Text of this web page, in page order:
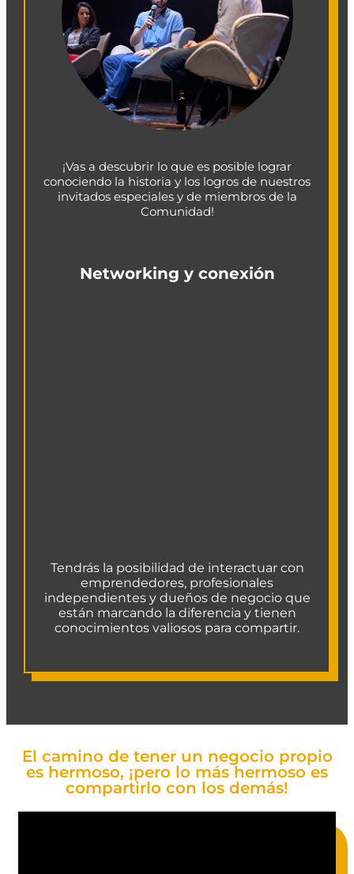
¡Vas a descubrir lo que es posible lograr
conociendo la historia y los logros de nuestros
invitados especiales y de miembros de la
Comunidad!
Networking y conexión
Tendrás la posibilidad de interactuar con
emprendedores, profesionales
independientes y dueños de negocio que
están marcando la diferencia y tienen
conocimientos valiosos para compartir.
El camino de tener un negocio propio
es hermoso, ¡pero lo más hermoso es
compartirlo con los demás!